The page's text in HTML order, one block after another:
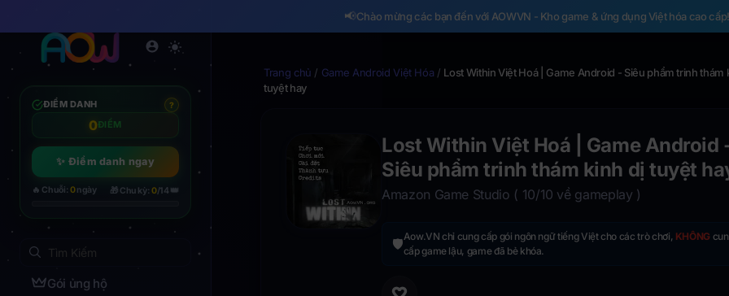
📢Chào mừng các bạn đến với AOWVN - Kho game & ứng dụng Việt hóa cao cấp!
ĐIỂM DANH ?
0ĐIỂM
✨ Điểm danh ngay
🔥 Chuỗi: 0ngày 🎁 Chu kỳ:0/14 👑
Gói ủng hộ
Trang chủ / Game Android Việt Hóa / Lost Within Việt Hoá | Game Android - Siêu phẩm trinh thám
tuyệt hay
Lost Within Việt Hoá | Game Android
Siêu phẩm trinh thám kinh dị tuyệt
Amazon Game Studio ( 10/10 về gameplay )
🛡️Aow.VN chỉ cung cấp gói ngôn ngữ tiếng Việt cho các trò chơi, KHÔNG
cấp game lậu, game đã bẻ khóa.